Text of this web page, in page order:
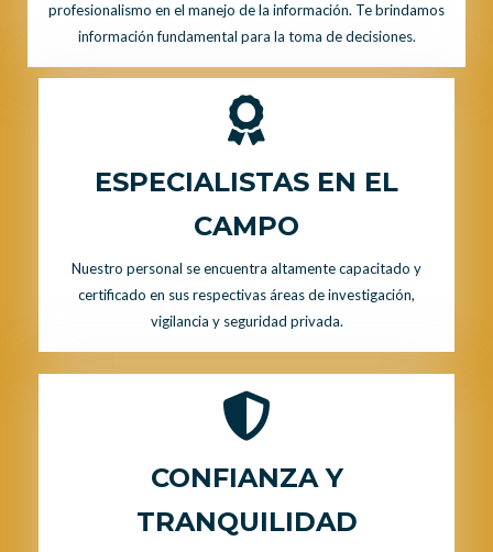
profesionalismo en el manejo de la información. Te brindamos
información fundamental para la toma de decisiones.
ESPECIALISTAS EN EL
CAMPO
Nuestro personal se encuentra altamente capacitado y
certificado en sus respectivas áreas de investigación,
vigilancia y seguridad privada.
CONFIANZA Y
TRANQUILIDAD